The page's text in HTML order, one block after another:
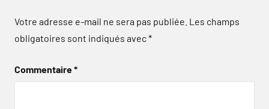
Votre adresse e-mail ne sera pas publiée. Les champs
obligatoires sont indiqués avec*
Commentaire*